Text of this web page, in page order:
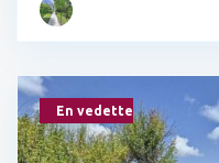
En vedette